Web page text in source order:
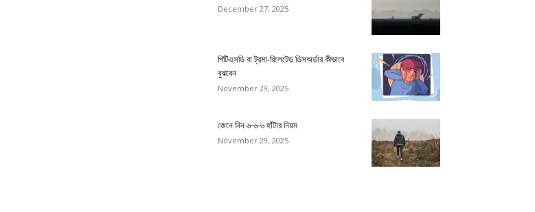
December 27, 2025
পিটিএসডি বা ট্রমা-রিলেটেড ডিসঅর্ডার কীভাবে
বুঝবেন
November 29, 2025
জেনে নিন ৬-৬-৬ হাঁটার নিয়ম
November 29, 2025